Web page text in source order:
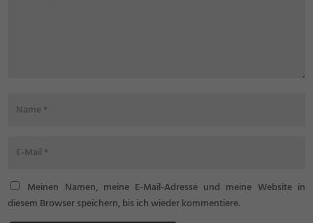
Meinen Namen, meine E-Mail-Adresse und meine Website in
diesem Browser speichern, bis ich wieder kommentiere.